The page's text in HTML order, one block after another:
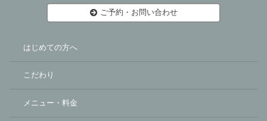
ご予約・お問い合わせ
はじめての方へ
こだわり
メニュー・料金